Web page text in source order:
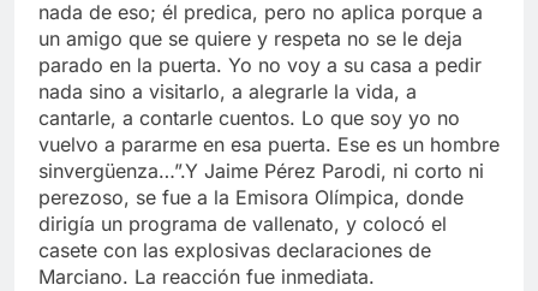
nada de eso; él predica, pero no aplica porque a
un amigo que se quiere y respeta no se le deja
parado en la puerta. Yo no voy a su casa a pedir
nada sino a visitarlo, a alegrarle la vida, a
cantarle, a contarle cuentos. Lo que soy yo no
vuelvo a pararme en esa puerta. Ese es un hombre
sinvergüenza…”.Y Jaime Pérez Parodi, ni corto ni
perezoso, se fue a la Emisora Olímpica, donde
dirigía un programa de vallenato, y colocó el
casete con las explosivas declaraciones de
Marciano. La reacción fue inmediata.